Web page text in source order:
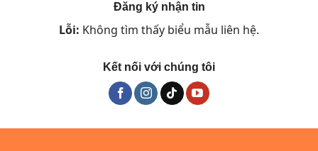
Đăng ký nhận tin
Lỗi: Không tìm thấy biểu mẫu liên hệ.
Kết nối với chúng tôi